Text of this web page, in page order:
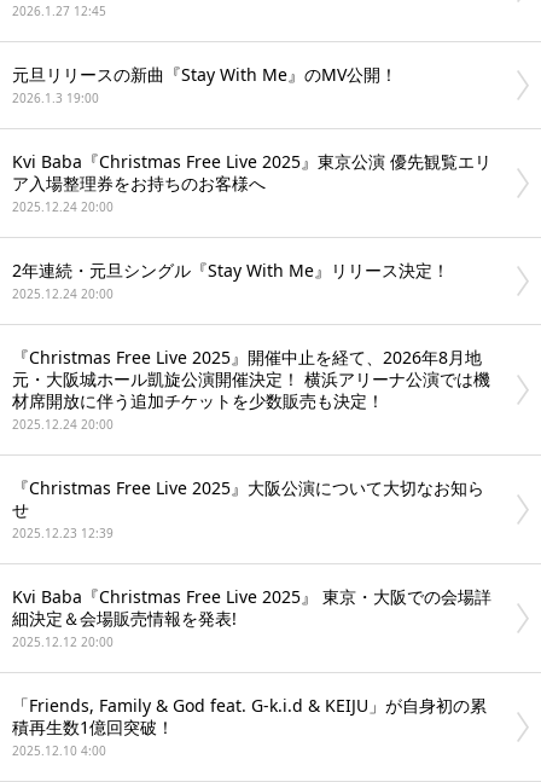
2026.1.27 12:45
元旦リリースの新曲『Stay With Me』のMV公開！
2026.1.3 19:00
Kvi Baba『Christmas Free Live 2025』東京公演 優先観覧エリ
ア入場整理券をお持ちのお客様へ
2025.12.24 20:00
2年連続・元旦シングル『Stay With Me』リリース決定！
2025.12.24 20:00
『Christmas Free Live 2025』開催中止を経て、2026年8月地
元・大阪城ホール凱旋公演開催決定！ 横浜アリーナ公演では機
材席開放に伴う追加チケットを少数販売も決定！
2025.12.24 20:00
『Christmas Free Live 2025』大阪公演について大切なお知ら
せ
2025.12.23 12:39
Kvi Baba『Christmas Free Live 2025』 東京・大阪での会場詳
細決定＆会場販売情報を発表!
2025.12.12 20:00
「Friends, Family & God feat. G-k.i.d & KEIJU」が自身初の累
積再生数1億回突破！
2025.12.10 4:00